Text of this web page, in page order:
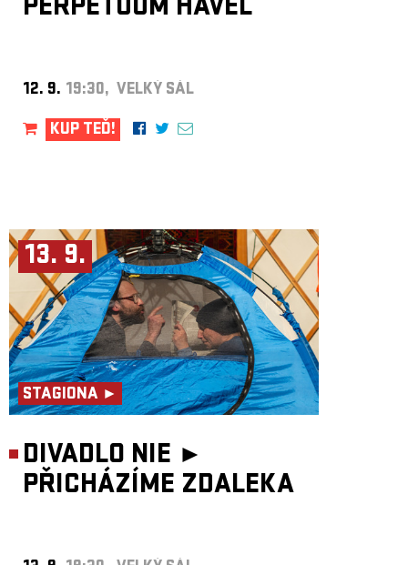
PERPETUUM HAVEL
12. 9. 19:30, VELKÝ SÁL
KUP TEĎ!
13. 9.
STAGIONA ►
DIVADLO NIE ►
PŘICHÁZÍME ZDALEKA